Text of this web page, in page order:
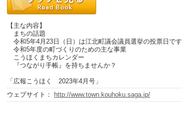
【主な内容】
まちの話題
令和5年4月23日（日）は江北町議会議員選挙の投票日です
令和5年度の町づくりのための主な事業
こうほくまちカレンダー
『つながり手帳』を持ちませんか？
「広報こうほく 2023年4月号」
ウェブサイト：
http://www.town.kouhoku.saga.jp/